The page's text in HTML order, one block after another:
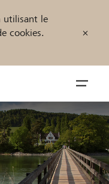
utilisant le
cookies.
öffnen